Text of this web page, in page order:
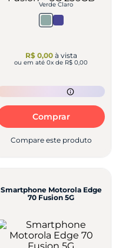
Verde Claro
R$ 0,00à vista
ou em até 0x de R$ 0,00
Comprar
Compare este produto
Smartphone Motorola Edge
70 Fusion 5G